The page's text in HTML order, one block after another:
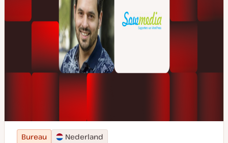
Bureau Nederland